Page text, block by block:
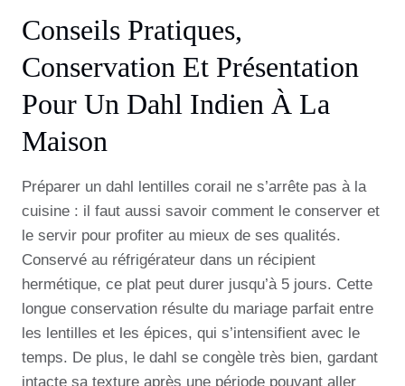
Conseils Pratiques,
Conservation Et Présentation
Pour Un Dahl Indien À La
Maison
Préparer un dahl lentilles corail ne s’arrête pas à la
cuisine : il faut aussi savoir comment le conserver et
le servir pour profiter au mieux de ses qualités.
Conservé au réfrigérateur dans un récipient
hermétique, ce plat peut durer jusqu’à 5 jours. Cette
longue conservation résulte du mariage parfait entre
les lentilles et les épices, qui s’intensifient avec le
temps. De plus, le dahl se congèle très bien, gardant
intacte sa texture après une période pouvant aller